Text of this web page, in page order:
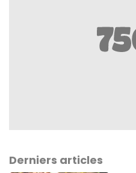
Derniers articles